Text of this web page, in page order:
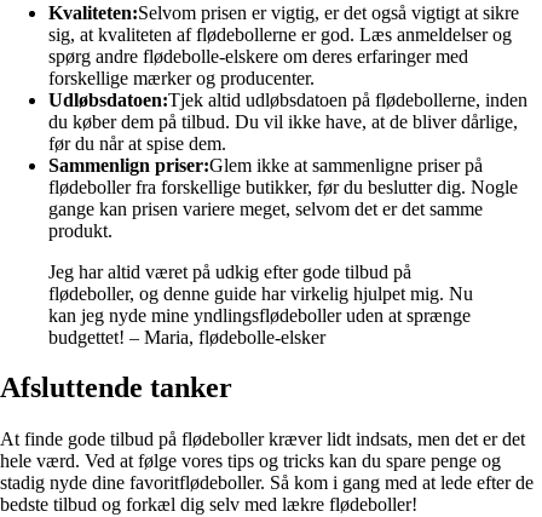
Kvaliteten:Selvom prisen er vigtig, er det også vigtigt at sikre
sig, at kvaliteten af flødebollerne er god. Læs anmeldelser og
spørg andre flødebolle-elskere om deres erfaringer med
forskellige mærker og producenter.
Udløbsdatoen:Tjek altid udløbsdatoen på flødebollerne, inden
du køber dem på tilbud. Du vil ikke have, at de bliver dårlige,
før du når at spise dem.
Sammenlign priser:Glem ikke at sammenligne priser på
flødeboller fra forskellige butikker, før du beslutter dig. Nogle
gange kan prisen variere meget, selvom det er det samme
produkt.
Jeg har altid været på udkig efter gode tilbud på
flødeboller, og denne guide har virkelig hjulpet mig. Nu
kan jeg nyde mine yndlingsflødeboller uden at sprænge
budgettet! – Maria, flødebolle-elsker
Afsluttende tanker
At finde gode tilbud på flødeboller kræver lidt indsats, men det er det
hele værd. Ved at følge vores tips og tricks kan du spare penge og
stadig nyde dine favoritflødeboller. Så kom i gang med at lede efter de
bedste tilbud og forkæl dig selv med lækre flødeboller!